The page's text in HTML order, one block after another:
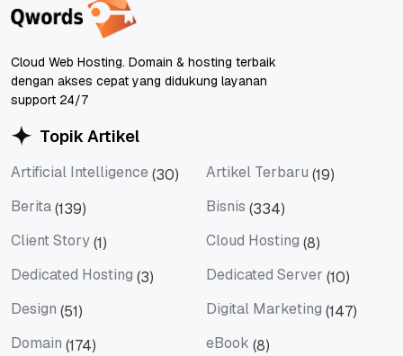
Cloud Web Hosting. Domain & hosting terbaik
dengan akses cepat yang didukung layanan
support 24/7
Topik Artikel
Artificial Intelligence (30) Artikel Terbaru (19)
Berita(139) Bisnis (334)
Client Story(1) Cloud Hosting (8)
Dedicated Hosting (3) Dedicated Server (10)
Design (51) Digital Marketing (147)
Domain (174) eBook (8)